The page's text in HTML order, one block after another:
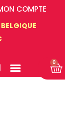
COMPTE
0